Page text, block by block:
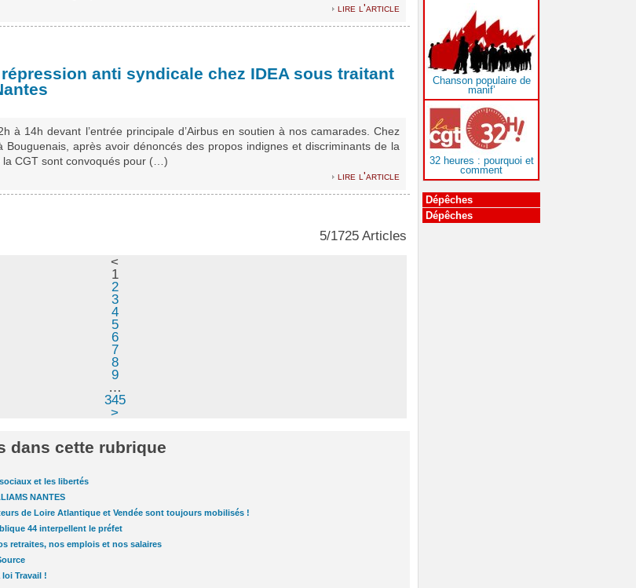
lire l'article
anti syndicale chez IDEA sous traitant
à 14h devant l’entrée principale d’Airbus en soutien à nos camarades. Chez
Bouguenais, après avoir dénoncés des propos indignes et discriminants de la
la CGT sont convoqués pour (…)
lire l'article
5/1725 Articles
<
1
2
3
4
5
6
7
8
9
345
>
dans cette rubrique
et les libertés
NANTES
de Loire Atlantique et Vendée sont toujours mobilisés !
44 interpellent le préfet
retraites, nos emplois et nos salaires
Travail !
Chanson populaire de
manif’
32 heures : pourquoi et
comment
Dépêches
Dépêches